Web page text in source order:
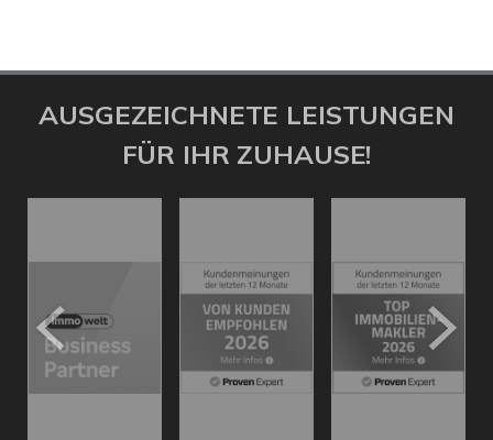
AUSGEZEICHNETE LEISTUNGEN
FÜR IHR ZUHAUSE!